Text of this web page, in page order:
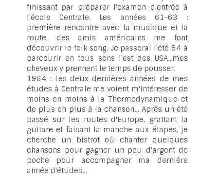
finissant par préparer l'examen d'entrée à
l'école Centrale. Les années 61-63 :
première rencontre avec la musique et la
route, des amis américains me font
découvrir le folk song. Je passerai l'été 64 à
parcourir en tous sens l'est des USA...mes
cheveux y prennent le temps de pousser.
1964 : Les deux dernières années de mes
études à Centrale me voient m'intéresser de
moins en moins à la Thermodynamique et
de plus en plus à la chanson... Après un été
passé sur les routes d'Europe, grattant la
guitare et faisant la manche aux étapes, je
cherche un bistrot où chanter quelques
chansons pour gagner un peu d'argent de
poche pour accompagner ma dernière
année d'études...